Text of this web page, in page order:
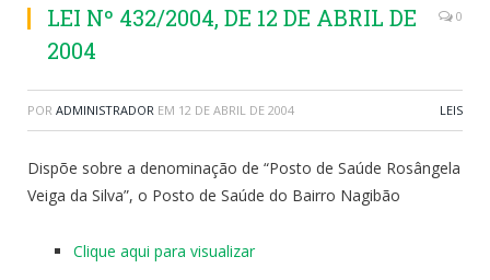
LEI Nº 432/2004, DE 12 DE ABRIL DE
2004
0
POR ADMINISTRADOR EM 12 DE ABRIL DE 2004 LEIS
Dispõe sobre a denominação de “Posto de Saúde Rosângela
Veiga da Silva”, o Posto de Saúde do Bairro Nagibão
Clique aqui para visualizar